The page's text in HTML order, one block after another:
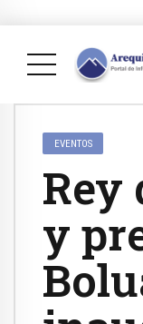
EVENTOS
Rey
y